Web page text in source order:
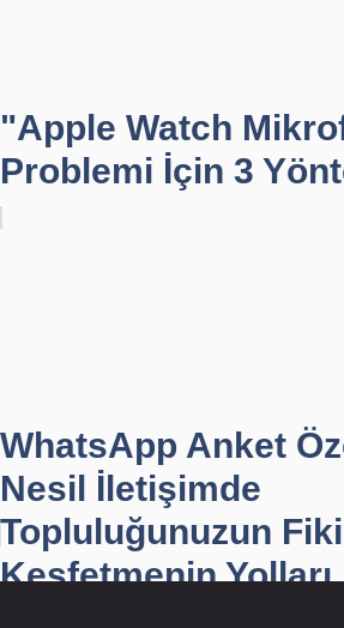
"Apple Watch
Problemi İçin 3
WhatsApp Anket
Nesil İletişimde
Topluluğunuzun
Keşfetmenin Yolları